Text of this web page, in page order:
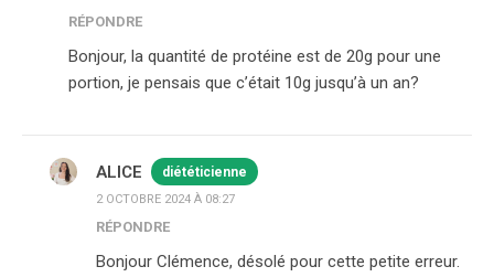
RÉPONDRE
Bonjour, la quantité de protéine est de 20g pour une
portion, je pensais que c’était 10g jusqu’à un an?
ALICE diététicienne
2 OCTOBRE 2024 À 08:27
RÉPONDRE
Bonjour Clémence, désolé pour cette petite erreur.